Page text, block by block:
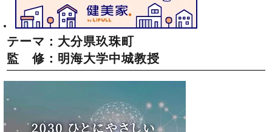
テーマ：大分県玖珠町
監 修：明海大学中城教授